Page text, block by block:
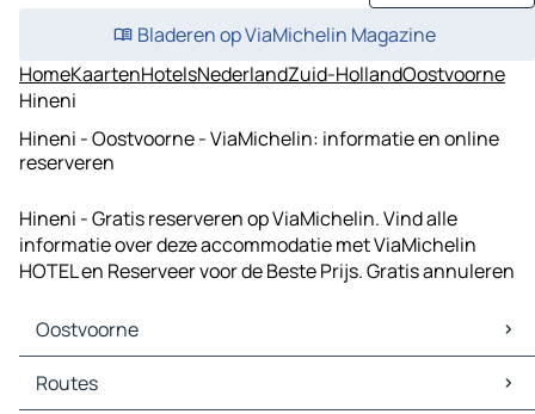
Bladeren op ViaMichelin Magazine
HomeKaartenHotelsNederlandZuid-HollandOostvoorne
Hineni
Hineni - Oostvoorne - ViaMichelin: informatie en online
reserveren
Hineni - Gratis reserveren op ViaMichelin. Vind alle
informatie over deze accommodatie met ViaMichelin
HOTEL en Reserveer voor de Beste Prijs. Gratis annuleren
Oostvoorne
Oostvoorne Kaarten
Oostvoorne Verkeer
Routes